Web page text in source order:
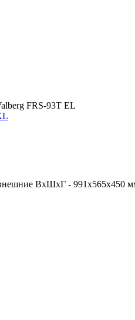
FRS-93T EL
ВхШхГ - 991х565х450